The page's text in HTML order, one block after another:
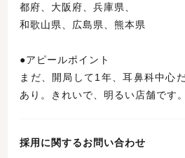
都府、大阪府、兵庫県、
和歌山県、広島県、熊本県
●アピールポイント
まだ、開局して1年、耳鼻科中心
あり。きれいで、明るい店舗です。
採用に関するお問い合わせ